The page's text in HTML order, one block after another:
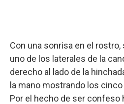
Con una sonrisa en el
uno de los laterales de la
derecho al lado de la
la mano mostrando los
Por el hecho de ser confeso